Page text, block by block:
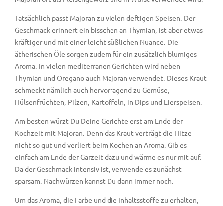
Tatsächlich passt Majoran zu vielen deftigen Speisen. Der
Geschmack erinnert ein bisschen an Thymian, ist aber etwas
kräftiger und mit einer leicht süßlichen Nuance. Die
ätherischen Öle sorgen zudem für ein zusätzlich blumiges
Aroma. In vielen mediterranen Gerichten wird neben
Thymian und Oregano auch Majoran verwendet. Dieses Kraut
schmeckt nämlich auch hervorragend zu Gemüse,
Hülsenfrüchten, Pilzen, Kartoffeln, in Dips und Eierspeisen.
Am besten würzt Du Deine Gerichte erst am Ende der
Kochzeit mit Majoran. Denn das Kraut verträgt die Hitze
nicht so gut und verliert beim Kochen an Aroma. Gib es
einfach am Ende der Garzeit dazu und wärme es nur mit auf.
Da der Geschmack intensiv ist, verwende es zunächst
sparsam. Nachwürzen kannst Du dann immer noch.
Um das Aroma, die Farbe und die Inhaltsstoffe zu erhalten,